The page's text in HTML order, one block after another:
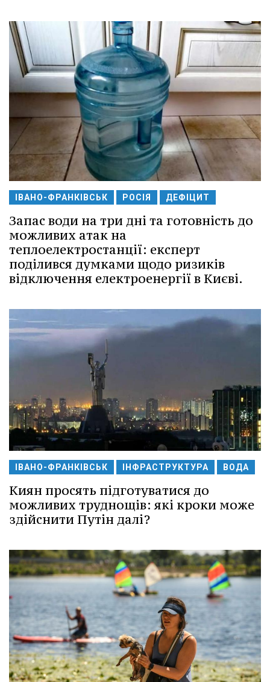
ІВАНО-ФРАНКІВСЬК РОСІЯ ДЕФІЦИТ
Запас води на три дні та готовність до
можливих атак на
теплоелектростанції: експерт
поділився думками щодо ризиків
відключення електроенергії в Києві.
ІВАНО-ФРАНКІВСЬК ІНФРАСТРУКТУРА ВОДА
Киян просять підготуватися до
можливих труднощів: які кроки може
здійснити Путін далі?